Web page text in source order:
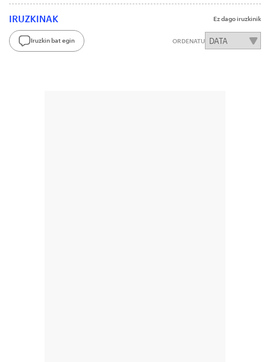
IRUZKINAK Ez dago iruzkinik
Iruzkin bat egin ORDENATU